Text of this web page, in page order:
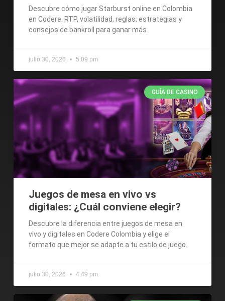
Descubre cómo jugar Starburst online en Colombia
en Codere. RTP, volatilidad, reglas, estrategias y
consejos de bankroll para ganar más.
julio 30, 2026 5:09 pm
GUÍA DE CASINO
Juegos de mesa en vivo vs
digitales: ¿Cuál conviene elegir?
Descubre la diferencia entre juegos de mesa en
vivo y digitales en Codere Colombia y elige el
formato que mejor se adapte a tu estilo de juego.
julio 30, 2026 4:49 pm